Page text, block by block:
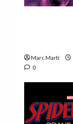
Marc Martí
0